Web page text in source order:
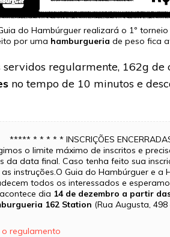
do Hambúrguer realizará o 1º
por uma hamburgueria de peso fica
servidos regularmente, 162g
no tempo de 10 minutos e
***** * * * * * INSCRIÇÕES
o limite máximo de inscritos e
da data final. Caso tenha feito sua
instruções.O Guia do Hambúrguer e a
todos os interessados e
dia 14 de dezembro a partir
162 Station (Rua Augusta,
o regulamento